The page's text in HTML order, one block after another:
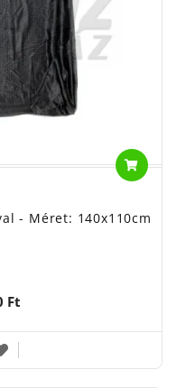
- Méret: 140x110cm
Ft